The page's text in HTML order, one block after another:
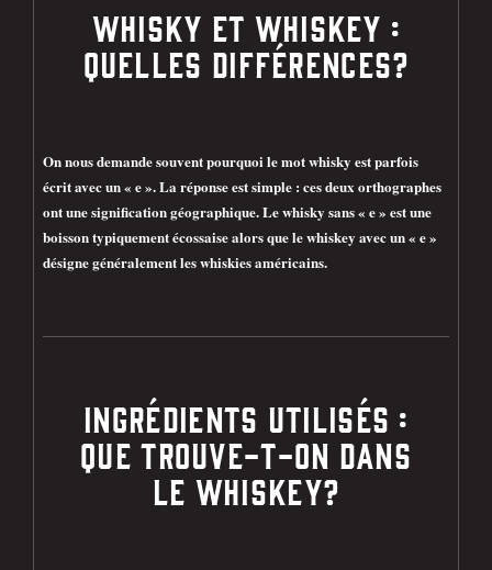
WHISKY ET WHISKEY :
QUELLES DIFFÉRENCES?
On nous demande souvent pourquoi le mot whisky est parfois
écrit avec un « e ». La réponse est simple : ces deux orthographes
ont une signification géographique. Le whisky sans « e » est une
boisson typiquement écossaise alors que le whiskey avec un « e »
désigne généralement les whiskies américains.
INGRÉDIENTS UTILISÉS :
QUE TROUVE-T-ON DANS
LE WHISKEY?